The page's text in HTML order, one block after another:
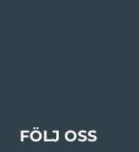
FÖLJ OSS